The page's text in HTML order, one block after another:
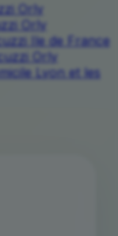
Orly
Orly
Ile de France
Orly
Lyon et les